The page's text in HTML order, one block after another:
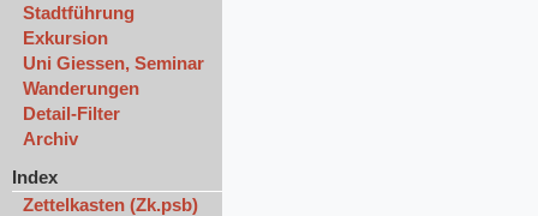
Stadtführung
Exkursion
Uni Giessen, Seminar
Wanderungen
Detail-Filter
Archiv
Index
Zettelkasten (Zk.psb)